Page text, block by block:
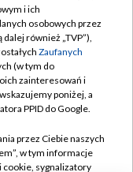
i ich
osobowych przez
również „TVP”),
Zaufanych
(w tym do
zainteresowań i
poniżej, a
PPID do Google.
przez Ciebie naszych
w tym informacje
cookie, sygnalizatory